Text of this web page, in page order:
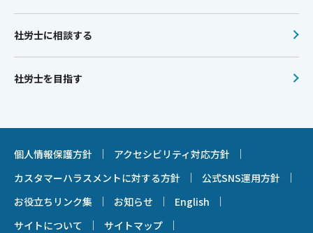
社労士に相談する
社労士を目指す
個人情報保護方針
アクセシビリティ対応方針
カスタマーハラスメントに対する方針
公式SNS運用方針
お役立ちリンク集
お知らせ
English
サイトについて
サイトマップ